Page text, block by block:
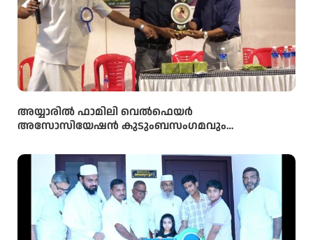
അയ്യാരിൽ ഫാമിലി വെൽഫെയർ
അസോസിയേഷൻ കുടുംബസംഗമവും